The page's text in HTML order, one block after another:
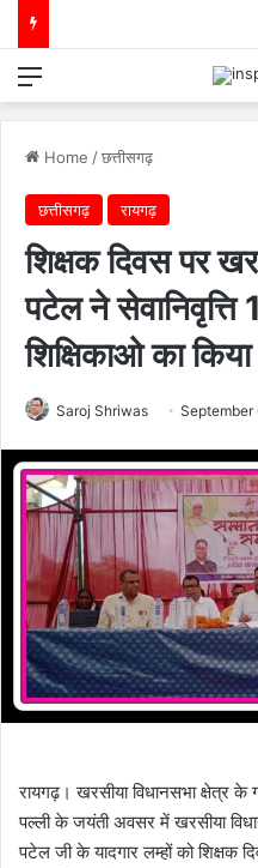
Menu
Home /छत्तीसगढ़
छत्तीसगढ़ रायगढ़
शिक्षक दिवस पर
पटेल ने सेवानिवृत्ति
शिक्षिकाओ का
Saroj Shriwas September
रायगढ़। खरसीया विधानसभा क्षेत्र के
पल्ली के जयंती अवसर में खरसीया
पटेल जी के यादगार लम्हों को शिक्षक